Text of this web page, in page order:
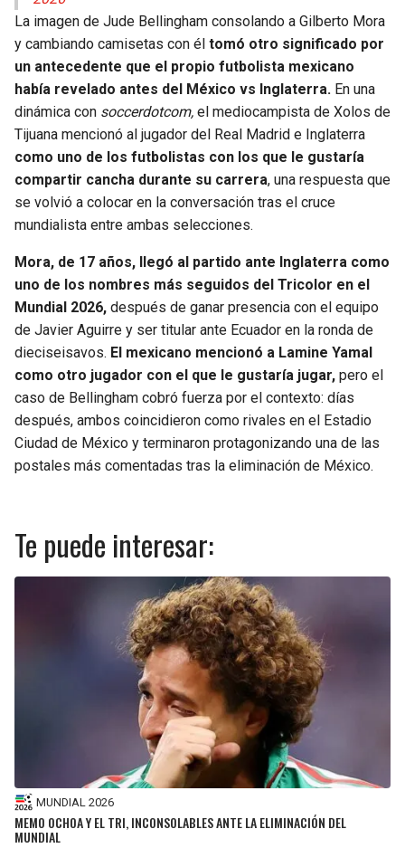
La imagen de Jude Bellingham consolando a Gilberto Mora
y cambiando camisetas con él tomó otro significado por
un antecedente que el propio futbolista mexicano
había revelado antes del México vs Inglaterra. En una
dinámica con soccerdotcom, el mediocampista de Xolos de
Tijuana mencionó al jugador del Real Madrid e Inglaterra
como uno de los futbolistas con los que le gustaría
compartir cancha durante su carrera, una respuesta que
se volvió a colocar en la conversación tras el cruce
mundialista entre ambas selecciones.
Mora, de 17 años, llegó al partido ante Inglaterra como
uno de los nombres más seguidos del Tricolor en el
Mundial 2026, después de ganar presencia con el equipo
de Javier Aguirre y ser titular ante Ecuador en la ronda de
dieciseisavos. El mexicano mencionó a Lamine Yamal
como otro jugador con el que le gustaría jugar, pero el
caso de Bellingham cobró fuerza por el contexto: días
después, ambos coincidieron como rivales en el Estadio
Ciudad de México y terminaron protagonizando una de las
postales más comentadas tras la eliminación de México.
Te puede interesar:
MUNDIAL 2026
MEMO OCHOA Y EL TRI, INCONSOLABLES ANTE LA ELIMINACIÓN DEL
MUNDIAL